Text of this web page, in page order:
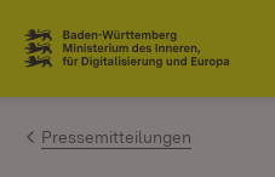
Zum Inhalt springen
Link zur Startseite
Pressemitteilungen